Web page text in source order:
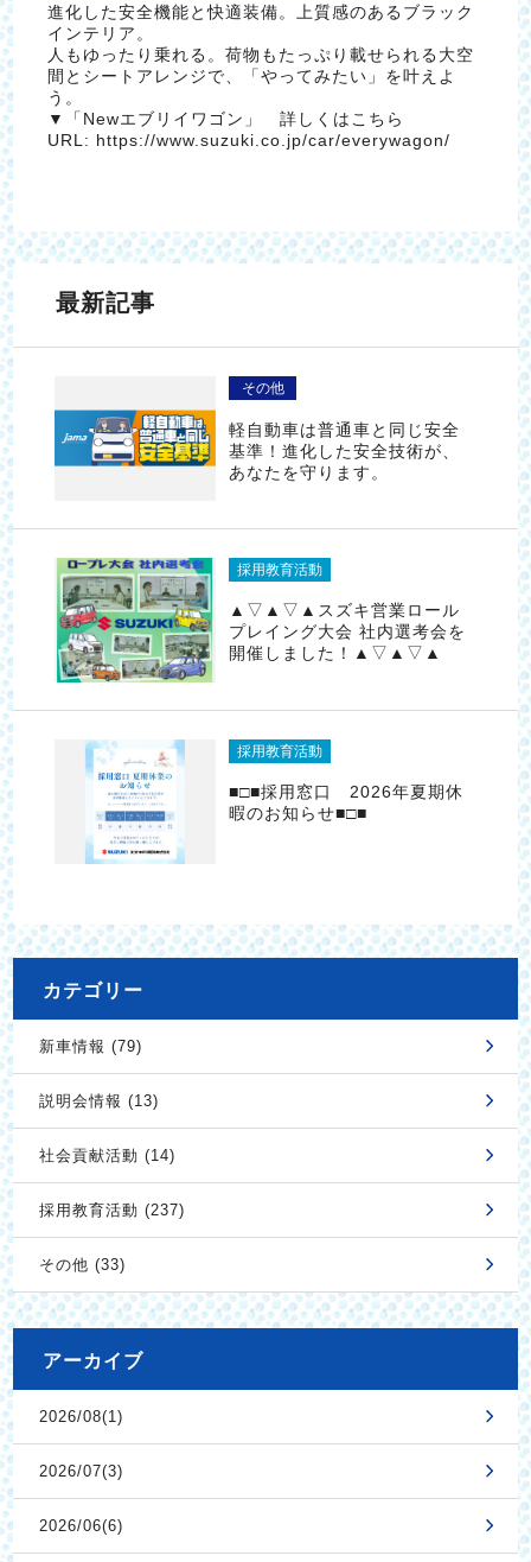
進化した安全機能と快適装備。上質感のあるブラック
インテリア。
人もゆったり乗れる。荷物もたっぷり載せられる大空
間とシートアレンジで、「やってみたい」を叶えよ
う。
▼「Newエブリイワゴン」 詳しくはこちら
URL: https://www.suzuki.co.jp/car/everywagon/
最新記事
その他
軽自動車は普通車と同じ安全
基準！進化した安全技術が、
あなたを守ります。
採用教育活動
▲▽▲▽▲スズキ営業ロール
プレイング大会 社内選考会を
開催しました！▲▽▲▽▲
採用教育活動
■□■採用窓口 2026年夏期休
暇のお知らせ■□■
カテゴリー
新車情報 (79)
説明会情報 (13)
社会貢献活動 (14)
採用教育活動 (237)
その他 (33)
アーカイブ
2026/08(1)
2026/07(3)
2026/06(6)